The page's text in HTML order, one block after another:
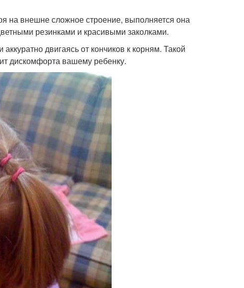
Высокий пучок Пучок с цветами
на внешне сложное строение, выполняется она
резинками и красивыми заколками.
двигаясь от кончиков к корням. Такой
дискомфорта вашему ребенку.